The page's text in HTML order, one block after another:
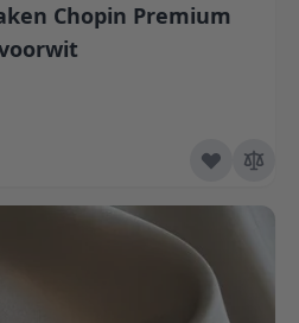
Chopin Premium